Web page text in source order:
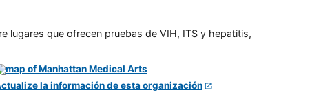
lugares que ofrecen pruebas de VIH, ITS y hepatitis,
la información de esta organización